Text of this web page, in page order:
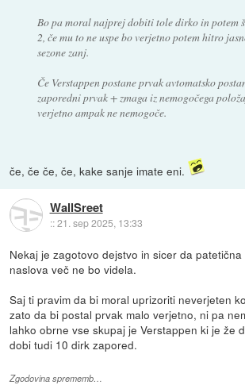
Bo pa moral najprej dobiti tole dirko in potem
2, če mu to ne uspe bo verjetno potem hitro
sezone zanj.
Če Verstappen postane prvak avtomatsko
zaporedni prvak + zmaga iz nemogočega
verjetno ampak ne nemogoče.
če, če če, če, kake sanje imate eni.
WallSreet
::21. sep 2025, 13:33
Nekaj je zagotovo dejstvo in sicer da
naslova več ne bo videla.
Saj ti pravim da bi moral uprizoriti neverjeten
zato da bi postal prvak malo verjetno, ni pa
lahko obrne vse skupaj je Verstappen ki je že
dobi tudi 10 dirk zapored.
Zgodovina sprememb…